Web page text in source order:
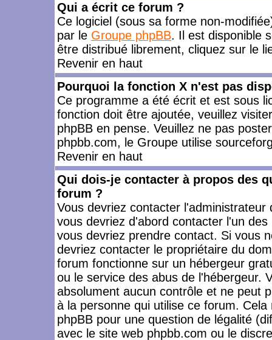
Qui a écrit ce forum ?
Ce logiciel (sous sa forme non-
par le Groupe phpBB. Il est disponible
être distribué librement, cliquez sur le
Revenir en haut
Pourquoi la fonction X n'est pas
Ce programme a été écrit et est sous
fonction doit être ajoutée, veuillez
phpBB en pense. Veuillez ne pas
phpbb.com, le Groupe utilise
Revenir en haut
Qui dois-je contacter à propos des
forum ?
Vous devriez contacter
vous devriez d'abord contacter l'un
vous devriez prendre contact. Si vous
devriez contacter le propriétaire du
forum fonctionne sur un hébergeur
ou le service des abus de l'hébergeur.
absolument aucun contrôle et ne peut
à la personne qui utilise ce forum.
phpBB pour une question de légalité
avec le site web phpbb.com ou le